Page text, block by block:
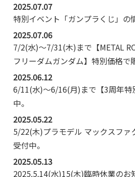
2025.07.07
特別イベント「ガンプラくじ」の
2025.07.06
7/2(水)～7/31(木)まで【METAL
フリーダムガンダム】特別価格で
2025.06.12
6/11(水)～6/16(月)まで【3周年特
中。
2025.05.22
5/22(木)プラモデル マックスファ
受付中。
2025.05.13
2025.5.14(水)15(木)臨時休業のお